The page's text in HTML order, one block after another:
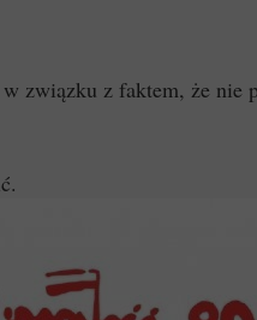
związku z faktem, że nie